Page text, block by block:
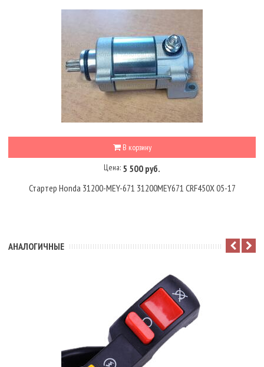
В корзину
Цена: 5 500 руб.
Стартер Honda 31200-MEY-671 31200MEY671 CRF450X 05-17
АНАЛОГИЧНЫЕ